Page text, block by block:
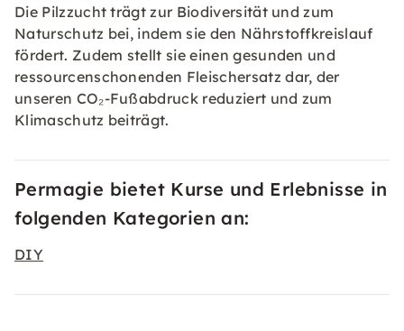
Die Pilzzucht trägt zur Biodiversität und zum
Naturschutz bei, indem sie den Nährstoffkreislauf
fördert. Zudem stellt sie einen gesunden und
ressourcenschonenden Fleischersatz dar, der
unseren CO₂-Fußabdruck reduziert und zum
Klimaschutz beiträgt.
Permagie bietet Kurse und Erlebnisse in
folgenden Kategorien an:
DIY